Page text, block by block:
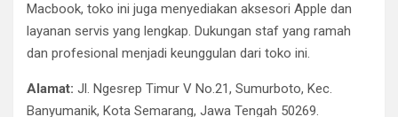
Macbook, toko ini juga menyediakan aksesori Apple dan
layanan servis yang lengkap. Dukungan staf yang ramah
dan profesional menjadi keunggulan dari toko ini.
Alamat: Jl. Ngesrep Timur V No.21, Sumurboto, Kec.
Banyumanik, Kota Semarang, Jawa Tengah 50269.